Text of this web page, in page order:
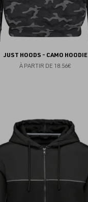
JUST HOODS - CAMO HOODIE
À PARTIR DE 18.56€